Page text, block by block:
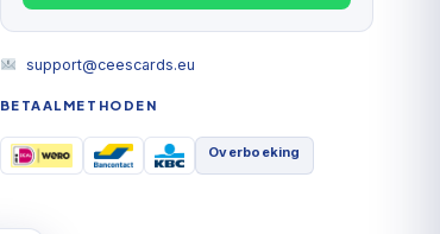
support@ceescards.eu
BETAALMETHODEN
Overboeking